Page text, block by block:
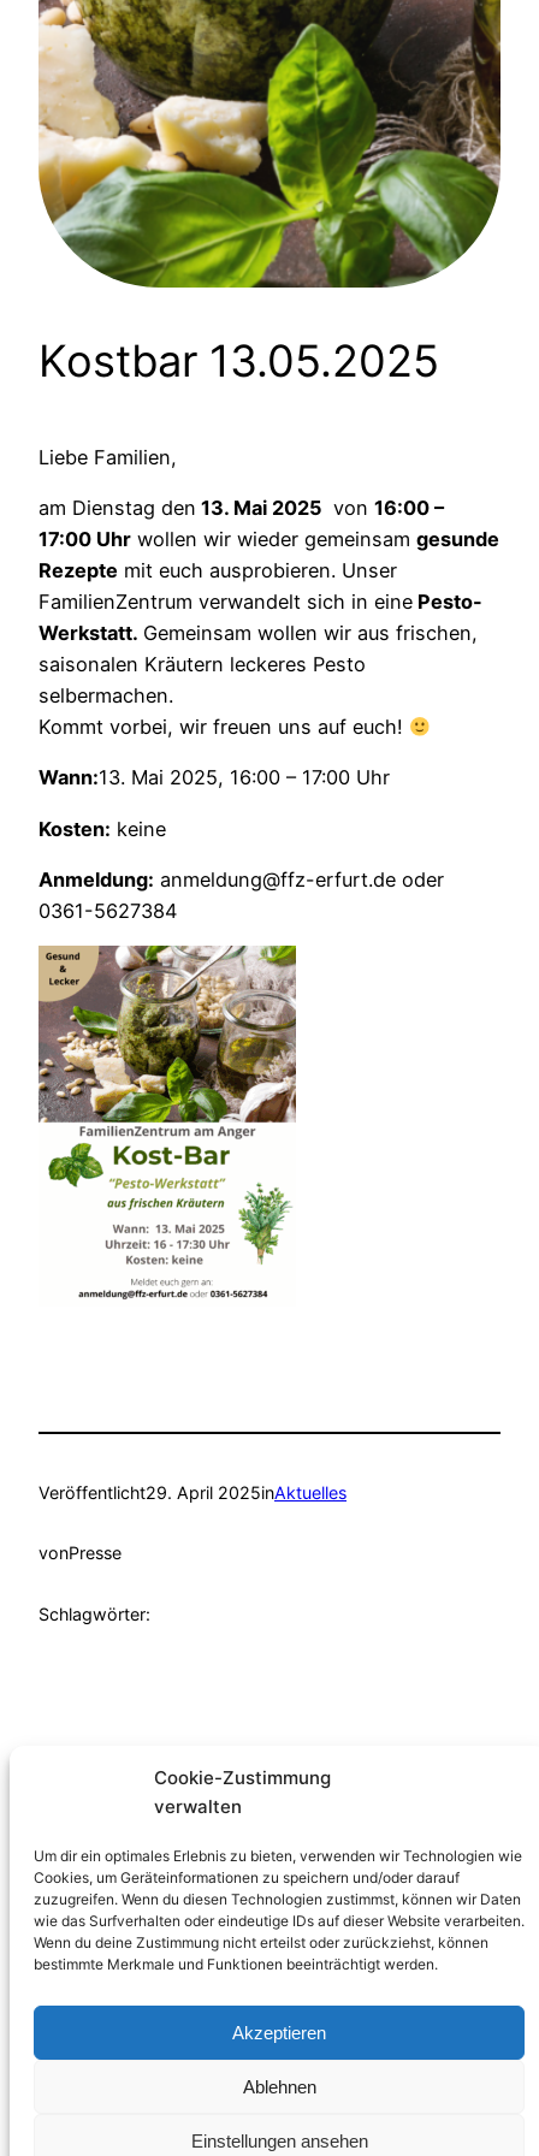
Cookie-Zustimmung
verwalten
Um dir ein optimales Erlebnis zu bieten, verwenden wir Technologien wie
Cookies, um Geräteinformationen zu speichern und/oder darauf
zuzugreifen. Wenn du diesen Technologien zustimmst, können wir Daten
wie das Surfverhalten oder eindeutige IDs auf dieser Website verarbeiten.
Wenn du deine Zustimmung nicht erteilst oder zurückziehst, können
bestimmte Merkmale und Funktionen beeinträchtigt werden.
Akzeptieren
Ablehnen
Einstellungen ansehen
Kostbar 13.05.2025
Liebe Familien,
am Dienstag den 13. Mai 2025 von 16:00 –
17:00 Uhr wollen wir wieder gemeinsam gesunde
Rezepte mit euch ausprobieren. Unser
FamilienZentrum verwandelt sich in eine Pesto-
Werkstatt. Gemeinsam wollen wir aus frischen,
saisonalen Kräutern leckeres Pesto
selbermachen.
Kommt vorbei, wir freuen uns auf euch!
Wann:13. Mai 2025, 16:00 – 17:00 Uhr
Kosten: keine
Anmeldung: anmeldung@ffz-erfurt.de oder
0361-5627384
Veröffentlicht29. April 2025inAktuelles
vonPresse
Schlagwörter:
Familienzentrum
Verein
Angebote
Programmheft
Spenden und
Jobs und
Kontakt